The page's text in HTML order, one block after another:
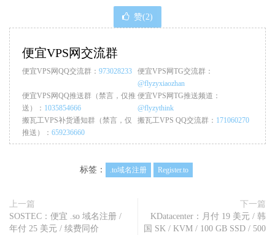
赞(2)
便宜VPS网交流群
便宜VPS网QQ交流群： 973028233
便宜VPS网TG交流群：
@flyzyxiaozhan
便宜VPS网QQ推送群（禁言，仅推
送）： 1035854666
便宜VPS网TG推送频道：
@flyzythink
搬瓦工VPS补货通知群（禁言，仅
推送）： 659236660
搬瓦工VPS QQ交流群： 171060270
标签： .to域名注册 Register.to
上一篇
SOSTEC：便宜 .so 域名注册 /
年付 25 美元 / 续费同价
下一篇
KDatacenter：月付 19 美元 / 韩
国 SK / KVM / 100 GB SSD / 500